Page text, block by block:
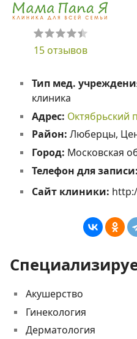
15 отзывов
Тип мед.
клиника
Адрес: Октябрьский
Район: Люберцы,
Город: Московская
Телефон для записи:
Сайт клиники:
Акушерство
Гинекология
Дерматология